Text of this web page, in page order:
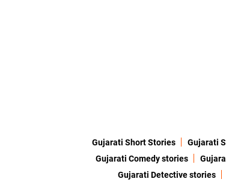
Gujarati Short Stories Gujarati
Gujarati Comedy stories
Gujarati Detective stories